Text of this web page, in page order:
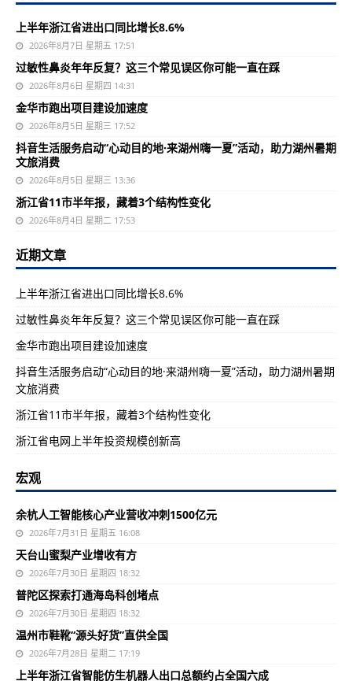
上半年浙江省进出口同比增长8.6%
2026年8月7日 星期五 17:51
过敏性鼻炎年年反复？这三个常见误区你可能一直在踩
2026年8月6日 星期四 14:31
金华市跑出项目建设加速度
2026年8月5日 星期三 17:52
抖音生活服务启动“心动目的地·来湖州嗨一夏”活动，助力湖州暑期
文旅消费
2026年8月5日 星期三 13:36
浙江省11市半年报，藏着3个结构性变化
2026年8月4日 星期二 17:53
近期文章
上半年浙江省进出口同比增长8.6%
过敏性鼻炎年年反复？这三个常见误区你可能一直在踩
金华市跑出项目建设加速度
抖音生活服务启动“心动目的地·来湖州嗨一夏”活动，助力湖州暑期
文旅消费
浙江省11市半年报，藏着3个结构性变化
浙江省电网上半年投资规模创新高
宏观
余杭人工智能核心产业营收冲刺1500亿元
2026年7月31日 星期五 16:08
天台山蜜梨产业增收有方
2026年7月30日 星期四 18:32
普陀区探索打通海岛科创堵点
2026年7月30日 星期四 18:32
温州市鞋靴“源头好货”直供全国
2026年7月28日 星期二 17:19
上半年浙江省智能仿生机器人出口总额约占全国六成